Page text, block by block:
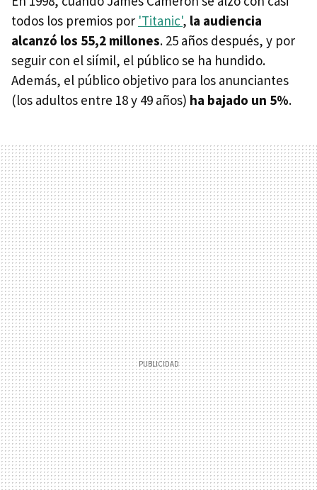
todos los premios por 'Titanic', la audiencia
alcanzó los 55,2 millones. 25 años después, y por
seguir con el siímil, el público se ha hundido.
Además, el público objetivo para los anunciantes
(los adultos entre 18 y 49 años) ha bajado un 5%.